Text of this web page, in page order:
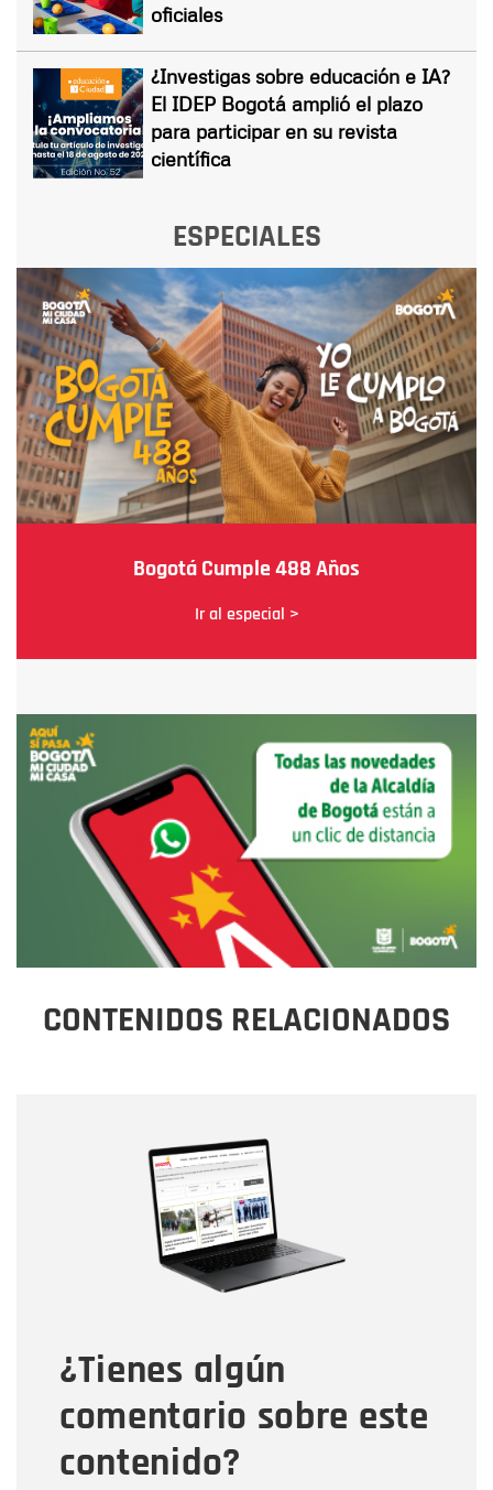
oficiales
¿Investigas sobre educación e IA?
El IDEP Bogotá amplió el plazo
para participar en su revista
científica
ESPECIALES
Bogotá Cumple 488 Años
Ir al especial >
CONTENIDOS RELACIONADOS
¿Tienes algún
comentario sobre este
contenido?
Correo electrónico
Tipo de comentario
Mensaje